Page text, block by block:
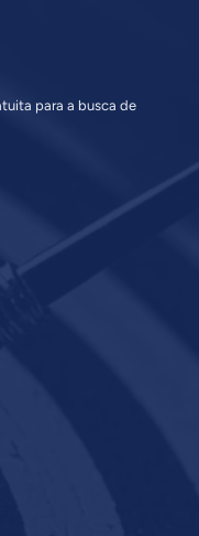
para a busca de